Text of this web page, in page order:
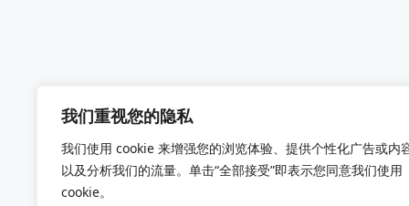
我们重视您的隐私
我们使用 cookie 来增强您的浏览体验、提供个性化广告或内
以及分析我们的流量。单击“全部接受”即表示您同意我们使用
cookie。